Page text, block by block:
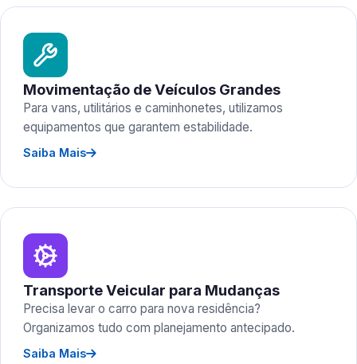
Movimentação de Veículos Grandes
Para vans, utilitários e caminhonetes, utilizamos
equipamentos que garantem estabilidade.
Saiba Mais
Transporte Veicular para Mudanças
Precisa levar o carro para nova residência?
Organizamos tudo com planejamento antecipado.
Saiba Mais